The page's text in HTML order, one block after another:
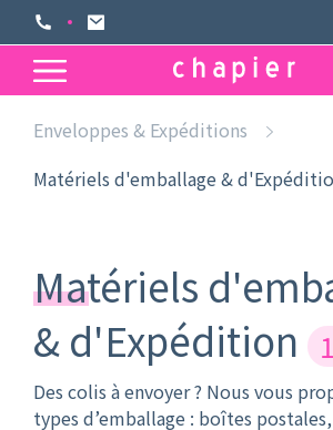
Enveloppes & Expéditions
Matériels d'emballage &
Matériels
& d'Expédition
Des colis à envoyer ? Nous vous
types d’emballage : boîtes